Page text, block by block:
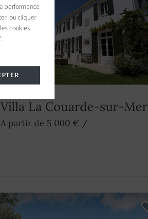
Villa La Couarde-sur-Mer
A partir de 5 000 € /
performance
ou cliquer
cookies